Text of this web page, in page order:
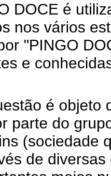
DOCE é
nos vários
"PINGO
e
é objeto
parte do
(sociedade
de